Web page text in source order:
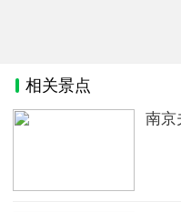
相关景点
南京